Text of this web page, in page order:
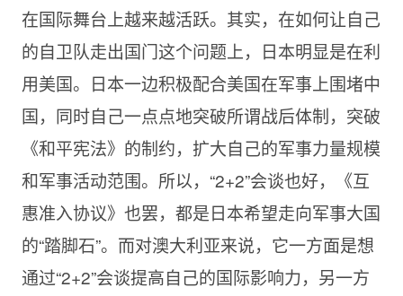
在国际舞台上越来越活跃。其实，在如何让自己
的自卫队走出国门这个问题上，日本明显是在利
用美国。日本一边积极配合美国在军事上围堵中
国，同时自己一点点地突破所谓战后体制，突破
《和平宪法》的制约，扩大自己的军事力量规模
和军事活动范围。所以，“2+2”会谈也好，《互
惠准入协议》也罢，都是日本希望走向军事大国
的“踏脚石”。而对澳大利亚来说，它一方面是想
通过“2+2”会谈提高自己的国际影响力，另一方